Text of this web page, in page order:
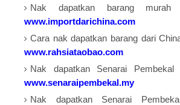
Nak dapatkan barang
www.importdarichina.com
Cara nak dapatkan barang dari
www.rahsiataobao.com
Nak dapatkan Senarai
www.senaraipembekal.my
Nak dapatkan Senarai